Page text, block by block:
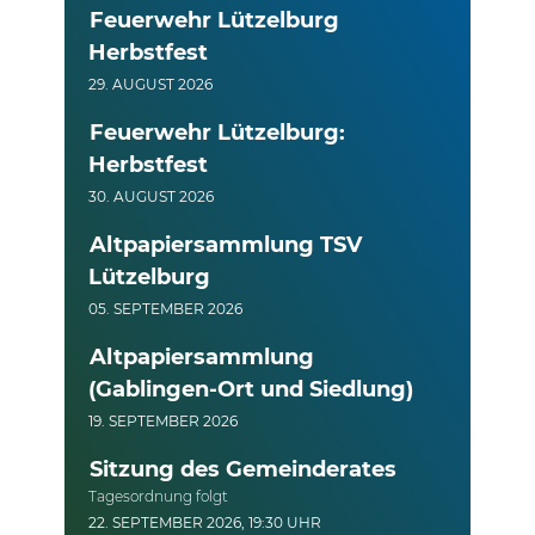
Feuerwehr Lützelburg
Herbstfest
29. AUGUST 2026
Feuerwehr Lützelburg:
Herbstfest
30. AUGUST 2026
Altpapiersammlung TSV
Lützelburg
05. SEPTEMBER 2026
Altpapiersammlung
(Gablingen-Ort und Siedlung)
19. SEPTEMBER 2026
Sitzung des Gemeinderates
Tagesordnung folgt
22. SEPTEMBER 2026, 19:30 UHR